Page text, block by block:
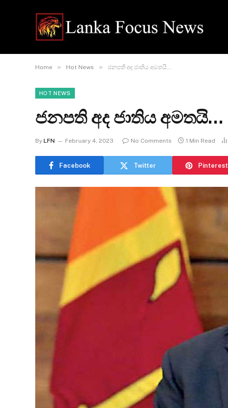
Home » Hot News » ජනපති අද ජාතිය අමතයි…
HOT NEWS
ජනපති අද ජාතිය අමතයි…
By LFN February 4, 2023 No Comments 1 Min Read
Facebook Twitter Pinterest